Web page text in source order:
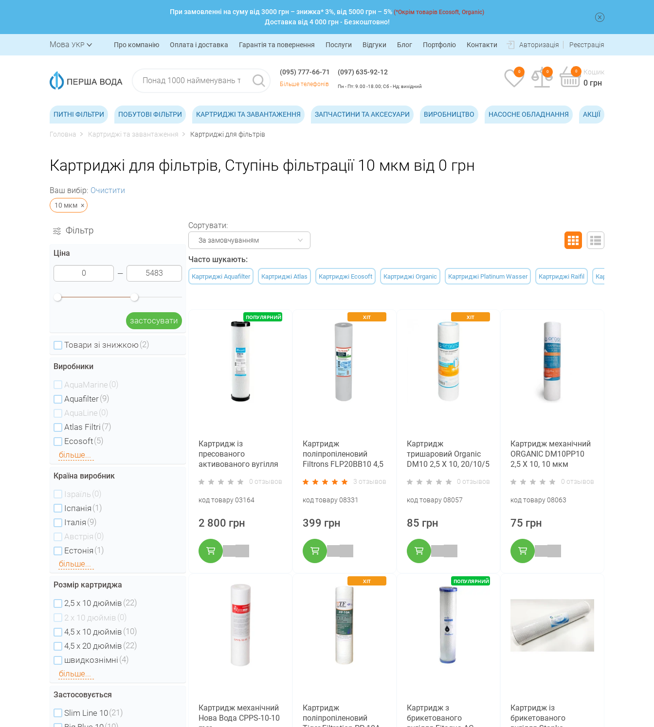
При замовленні на суму від 3000 грн – знижка* 3%, від 5000 грн – 5% (*Окрім товарів Ecosoft, Organic)
Доставка від 4 000 грн - Безкоштовно!
Мова УКР Про компанію Оплата і доставка Гарантія та повернення Послуги Відгуки Блог Портфоліо Контакти Авторизація Реєстрація
(095) 777-66-71
Більше телефонів
(097) 635-92-12
Пн - Пт: 9.00 -18.00; Сб - Нд: вихідний
0 0 0 Кошик
0 грн
ПИТНІ ФІЛЬТРИ ПОБУТОВІ ФІЛЬТРИ КАРТРИДЖІ ТА ЗАВАНТАЖЕННЯ ЗАПЧАСТИНИ ТА АКСЕСУАРИ ВИРОБНИЦТВО НАСОСНЕ ОБЛАДНАННЯ АКЦІЇ
Головна Картриджі та завантаження Картриджі для фільтрів
Картриджі для фільтрів, Ступінь фільтрації 10 мкм від 0 грн
Ваш вибір: Очистити
10 мкм ×
Фільтр
Ціна
застосувати
Товари зі знижкою (2)
Виробники
AquaMarine (0)
Aquafilter(9)
AquaLine (0)
Atlas Filtri (7)
Ecosoft(5)
більше...
Країна виробник
Ізраїль (0)
Іспанія (1)
Італія (9)
Австрія (0)
Естонія (1)
більше...
Розмір картриджа
2,5 x 10 дюймів (22)
2 х 10 дюймів (0)
4,5 x 10 дюймів (10)
4,5 x 20 дюймів (22)
швидкознімні (4)
більше...
Застосовується
Slim Line 10(21)
Сортувати:
За замовчуванням
Часто шукають:
Картриджі Aquafilter Картриджі Atlas Картриджі Ecosoft Картриджі Organic Картриджі Platinum Wasser Картриджі Raifil Картриджі для
ПОПУЛЯРНИЙ
Картридж із
пресованого
активованого вугілля
(CHVCB4520ECO) (Big
0 отзывов
код товару 03164
2 800 грн
ХІТ
Картридж
поліпропіленовий
Filtrons FLP20BB10 4,5
20)
3 отзывов
код товару 08331
399 грн
ХІТ
Картридж
тришаровий Organic
DM10 2,5 Х 10, 20/10/5
0 отзывов
код товару 08057
85 грн
Картридж механічний
ORGANIC DM10PP10
2,5 Х 10, 10 мкм
0 отзывов
код товару 08063
75 грн
Картридж механічний
Нова Вода CPPS-10-10
ХІТ
Картридж
поліпропіленовий
ПОПУЛЯРНИЙ
Картридж з
брикетованого
Картридж із
брикетованого